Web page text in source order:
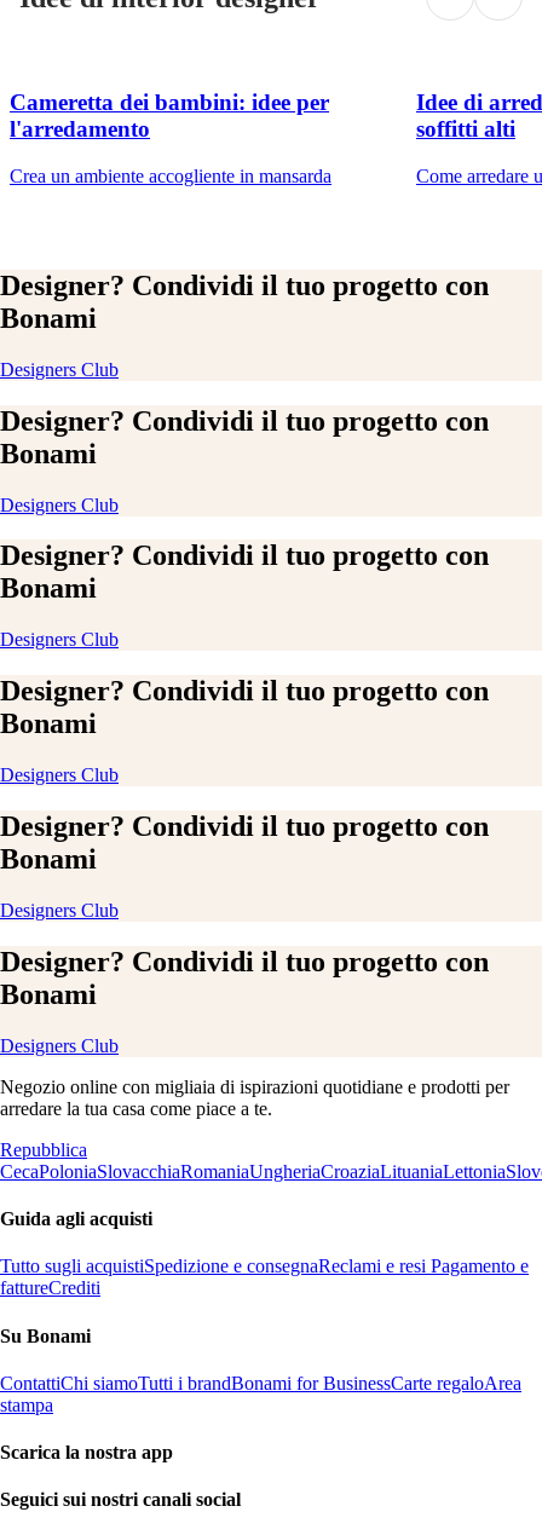
Cameretta dei bambini: idee per
l'arredamento
Crea un ambiente accogliente in mansarda
Idee di
soffitti alti
Come arredare
Designer? Condividi il tuo progetto con
Bonami
Designers Club
Designer? Condividi il tuo progetto con
Bonami
Designers Club
Designer? Condividi il tuo progetto con
Bonami
Designers Club
Designer? Condividi il tuo progetto con
Bonami
Designers Club
Designer? Condividi il tuo progetto con
Bonami
Designers Club
Designer? Condividi il tuo progetto con
Bonami
Designers Club
Negozio online con migliaia di ispirazioni quotidiane e prodotti per
arredare la tua casa come piace a te.
Repubblica
CecaPoloniaSlovacchiaRomaniaUngheriaCroaziaLituaniaLettonia
Guida agli acquisti
Tutto sugli acquistiSpedizione e consegnaReclami e resi Pagamento e
fattureCrediti
Su Bonami
ContattiChi siamoTutti i brandBonami for BusinessCarte regaloArea
stampa
Scarica la nostra app
Seguici sui nostri canali social